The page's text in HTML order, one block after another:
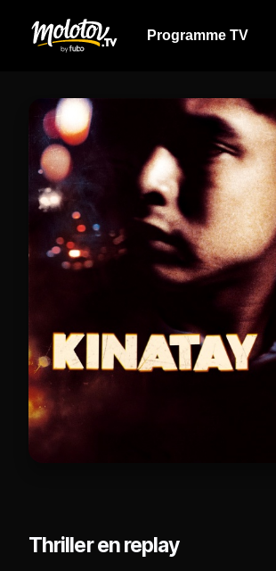
Programme TV
Thriller en replay